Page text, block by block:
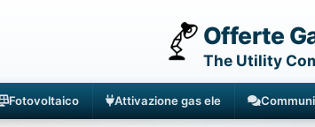
Offerte
The Utility
Fotovoltaico Attivazione gas ele